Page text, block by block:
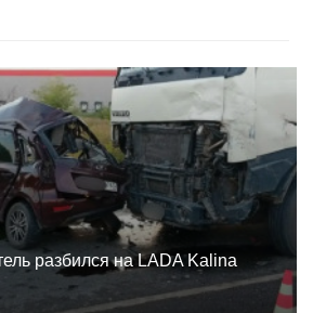
разбился на LADA Kalina